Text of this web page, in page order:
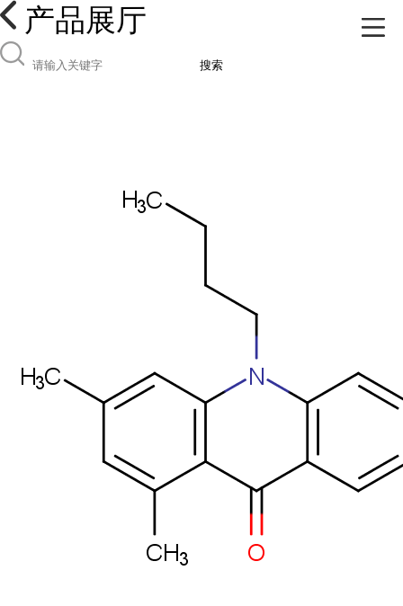
产品展厅
搜索